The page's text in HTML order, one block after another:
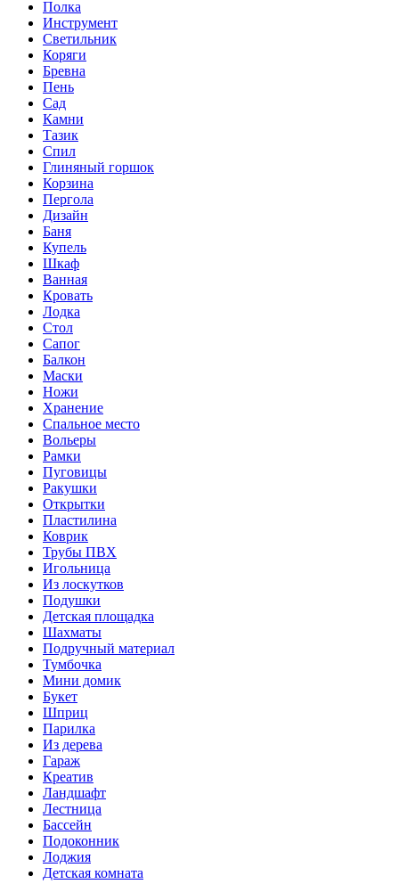
Полка
Инструмент
Светильник
Коряги
Бревна
Пень
Сад
Камни
Тазик
Спил
Глиняный горшок
Корзина
Пергола
Дизайн
Баня
Купель
Шкаф
Ванная
Кровать
Лодка
Стол
Сапог
Балкон
Маски
Ножи
Хранение
Спальное место
Вольеры
Рамки
Пуговицы
Ракушки
Открытки
Пластилина
Коврик
Трубы ПВХ
Игольница
Из лоскутков
Подушки
Детская площадка
Шахматы
Подручный материал
Тумбочка
Мини домик
Букет
Шприц
Парилка
Из дерева
Гараж
Креатив
Ландшафт
Лестница
Бассейн
Подоконник
Лоджия
Детская комната